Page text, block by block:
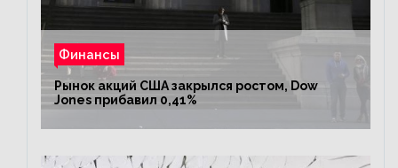
Финансы
Рынок акций США закрылся ростом, Dow
Jones прибавил 0,41%